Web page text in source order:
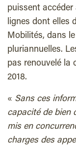
puissent accéder
lignes dont elles
Mobilités, dans
pluriannuelles.
pas renouvelé la
2018.
« Sans ces
capacité de bien
mis en
charges des